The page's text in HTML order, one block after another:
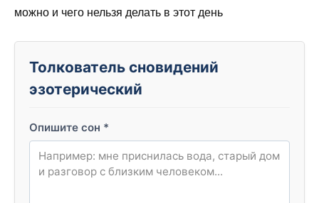
Толкователь сновидений
эзотерический
Опишите сон *